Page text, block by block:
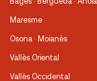
Maresme
Osona · Moianès
Vallès Oriental
Vallès Occidental